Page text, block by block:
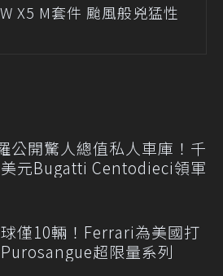
X5 M套件 颱風般兇猛性
公開驚人總值私人車庫！千
元Bugatti Centodieci領軍
僅10輛！Ferrari為美國打
超限量系列